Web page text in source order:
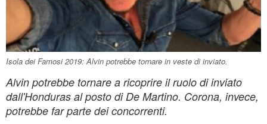
Isola dei Famosi 2019: Alvin potrebbe tornare in veste di inviato.
Alvin potrebbe tornare a ricoprire il ruolo di inviato
dall'Honduras al posto di De Martino. Corona, invece,
potrebbe far parte dei concorrenti.